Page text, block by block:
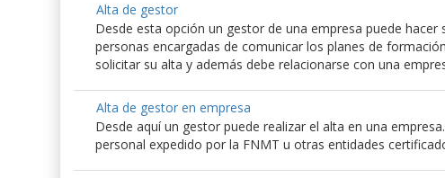
Alta de gestor
Desde esta opción un gestor de una empresa puede
personas encargadas de comunicar los planes de
solicitar su alta y además debe relacionarse con una
Alta de gestor en empresa
Desde aquí un gestor puede realizar el alta en una
personal expedido por la FNMT u otras entidades